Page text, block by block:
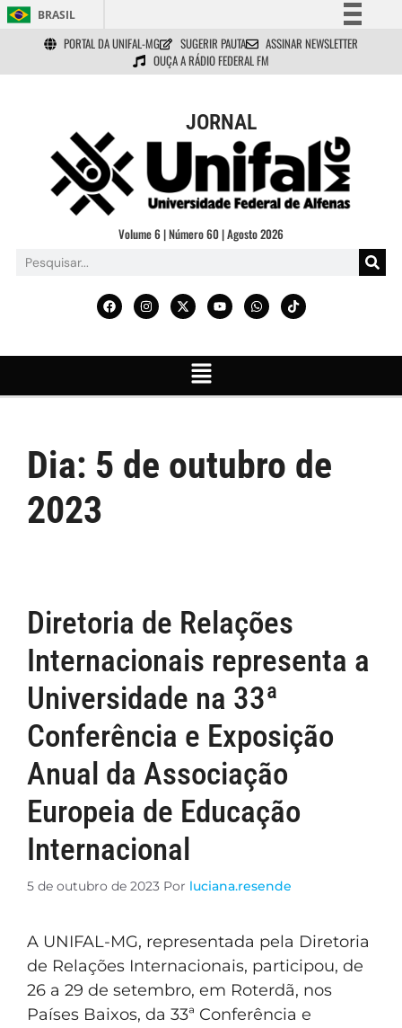
BRASIL
Simplifique!
Comunica BR
Acesso à informação
Legislação
Canais
PORTAL DA UNIFAL-MG SUGERIR PAUTA
ASSINAR NEWSLETTER
OUÇA A RÁDIO FEDERAL FM
JORNAL
Volume 6 | Número 60 | Agosto 2026
Dia: 5 de outubro de
2023
Diretoria de Relações
Internacionais representa a
Universidade na 33ª
Conferência e Exposição
Anual da Associação
Europeia de Educação
Internacional
5 de outubro de 2023 Por luciana.resende
A UNIFAL-MG, representada pela Diretoria
de Relações Internacionais, participou, de
26 a 29 de setembro, em Roterdã, nos
Países Baixos, da 33ª Conferência e